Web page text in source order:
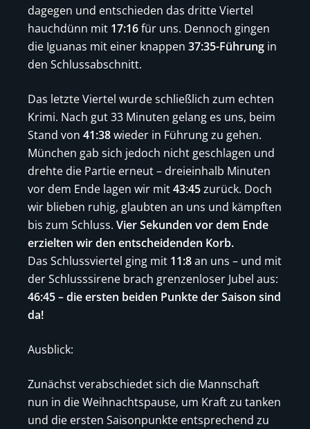
dagegen und entschieden das dritte Viertel
hauchdünn mit 17:16für uns. Dennoch gingen
die Iguanas mit einer knappen 37:35-Führung in
den Schlussabschnitt.
Das letzte Viertel wurde schließlich zum echten
Krimi. Nach gut 33 Minuten gelang es uns, beim
Stand von 41:38wieder in Führung zu gehen.
München gab sich jedoch nicht geschlagen und
drehte die Partie erneut – dreieinhalb Minuten
vor dem Ende lagen wir mit43:45zurück. Doch
wir blieben ruhig, glaubten an uns und kämpften
bis zum Schluss. Vier Sekunden vor dem Ende
erzielten wir den entscheidenden Korb.
Das Schlussviertel ging mit 11:8an uns – und mit
der Schlusssirene brach grenzenloser Jubel aus:
46:45 – die ersten beiden Punkte der Saison sind
da!
Ausblick:
Zunächst verabschiedet sich die Mannschaft
nun in die Weihnachtspause, um Kraft zu tanken
und die ersten Saisonpunkte entsprechend zu